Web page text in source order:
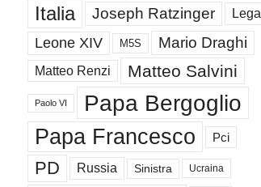
Italia Joseph Ratzinger Lega
Leone XIV M5S Mario Draghi
Matteo Renzi Matteo Salvini
Paolo VI Papa Bergoglio
Papa Francesco Pci
PD Russia Sinistra Ucraina